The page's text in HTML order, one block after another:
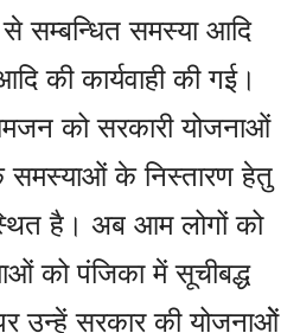
सम्बन्धित समस्या आदि
की कार्यवाही की गई।
को सरकारी योजनाओं
समस्याओं के निस्तारण हेतु
है। अब आम लोगों को
को पंजिका में सूचीबद्ध
उन्हें सरकार की योजनाओें